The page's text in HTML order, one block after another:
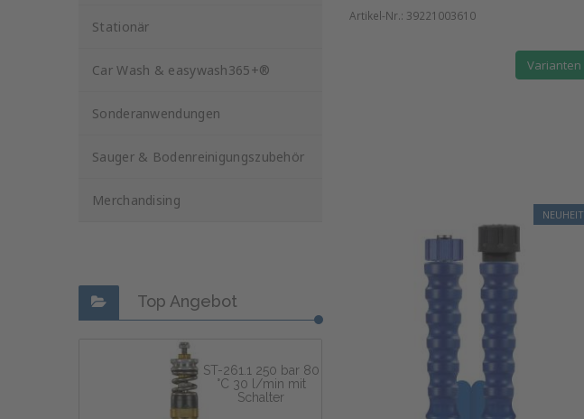
Stationär
Car Wash & easywash365+®
Sonderanwendungen
Sauger & Bodenreinigungszubehör
Merchandising
Top Angebot
ST-261.1 250 bar 80
°C 30 l/min mit
Schalter
Artikel-Nr.: 39221003610
Varianten
NEUHEIT